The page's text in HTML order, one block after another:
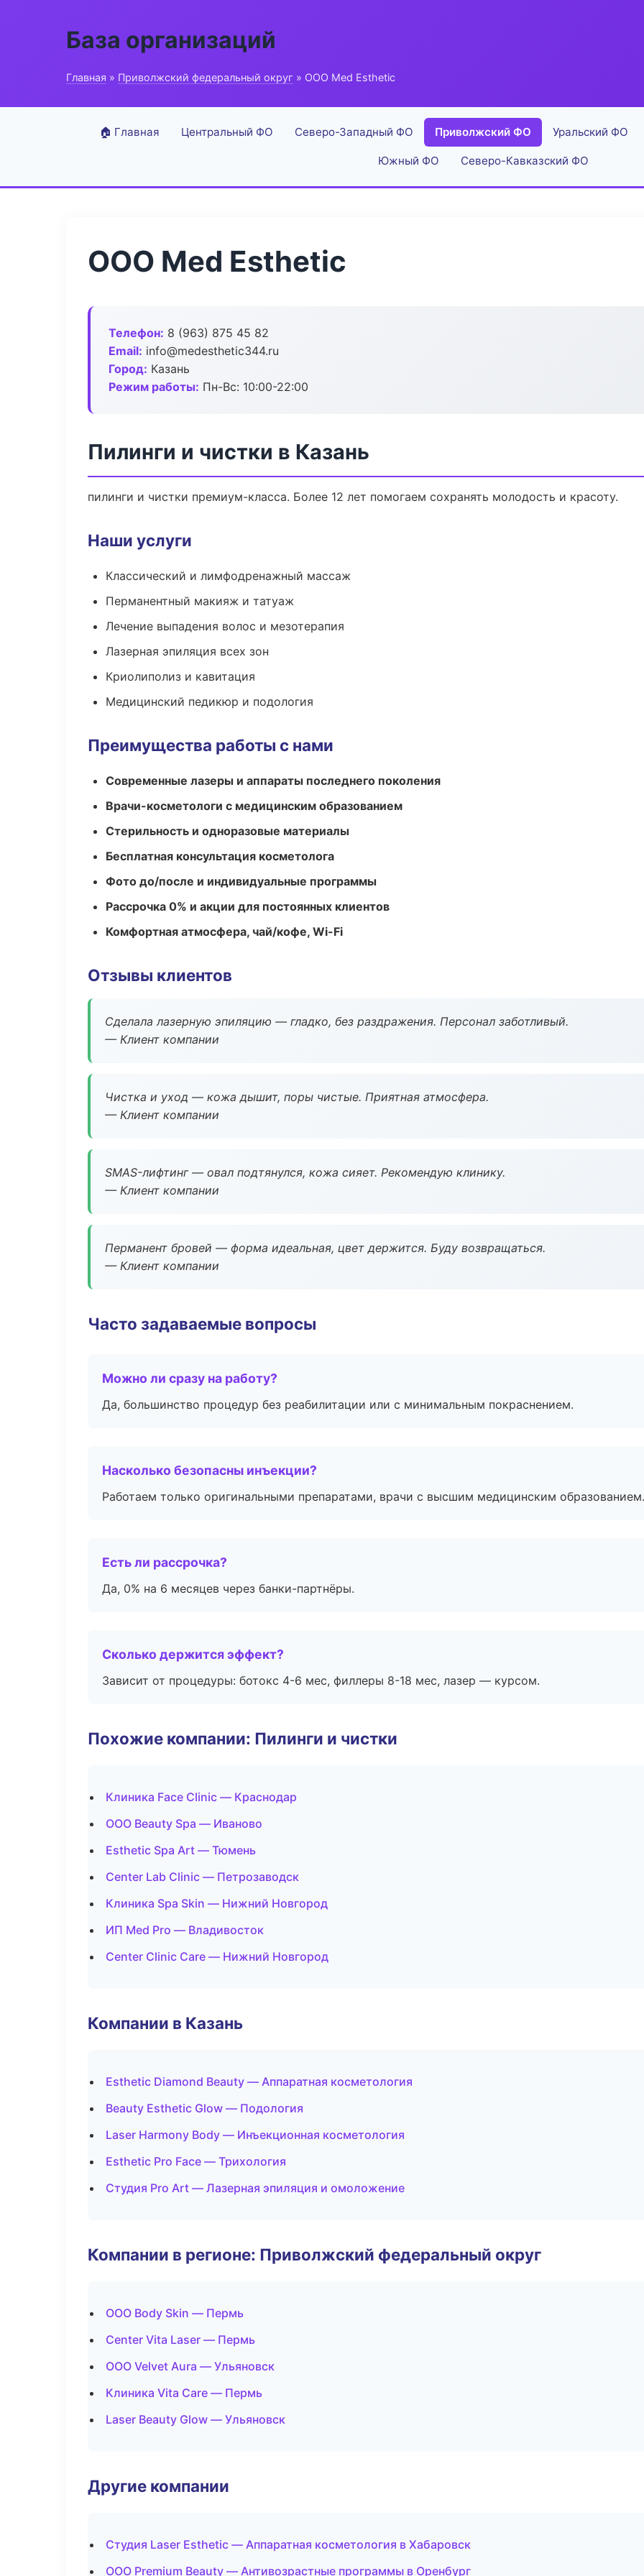
База организаций
Главная » Приволжский федеральный округ » ООО Med Esthetic
🏠 Главная Центральный ФО Северо-Западный ФО Приволжский ФО Уральский ФО
Южный ФО Северо-Кавказский ФО
ООО Med Esthetic
Телефон: 8 (963) 875 45 82
Email: info@medesthetic344.ru
Город: Казань
Режим работы: Пн-Вс: 10:00-22:00
Пилинги и чистки в Казань
пилинги и чистки премиум-класса. Более 12 лет помогаем сохранять молодость и красоту.
Наши услуги
Классический и лимфодренажный массаж
Перманентный макияж и татуаж
Лечение выпадения волос и мезотерапия
Лазерная эпиляция всех зон
Криолиполиз и кавитация
Медицинский педикюр и подология
Преимущества работы с нами
Современные лазеры и аппараты последнего поколения
Врачи-косметологи с медицинским образованием
Стерильность и одноразовые материалы
Бесплатная консультация косметолога
Фото до/после и индивидуальные программы
Рассрочка 0% и акции для постоянных клиентов
Комфортная атмосфера, чай/кофе, Wi-Fi
Отзывы клиентов
Сделала лазерную эпиляцию — гладко, без раздражения. Персонал заботливый.
— Клиент компании
Чистка и уход — кожа дышит, поры чистые. Приятная атмосфера.
— Клиент компании
SMAS-лифтинг — овал подтянулся, кожа сияет. Рекомендую клинику.
— Клиент компании
Перманент бровей — форма идеальная, цвет держится. Буду возвращаться.
— Клиент компании
Часто задаваемые вопросы
Можно ли сразу на работу?
Да, большинство процедур без реабилитации или с минимальным покраснением.
Насколько безопасны инъекции?
Работаем только оригинальными препаратами, врачи с высшим медицинским образованием.
Есть ли рассрочка?
Да, 0% на 6 месяцев через банки-партнёры.
Сколько держится эффект?
Зависит от процедуры: ботокс 4-6 мес, филлеры 8-18 мес, лазер — курсом.
Похожие компании: Пилинги и чистки
Клиника Face Clinic — Краснодар
ООО Beauty Spa — Иваново
Esthetic Spa Art — Тюмень
Center Lab Clinic — Петрозаводск
Клиника Spa Skin — Нижний Новгород
ИП Med Pro — Владивосток
Center Clinic Care — Нижний Новгород
Компании в Казань
Esthetic Diamond Beauty — Аппаратная косметология
Beauty Esthetic Glow — Подология
Laser Harmony Body — Инъекционная косметология
Esthetic Pro Face — Трихология
Студия Pro Art — Лазерная эпиляция и омоложение
Компании в регионе: Приволжский федеральный округ
ООО Body Skin — Пермь
Center Vita Laser — Пермь
ООО Velvet Aura — Ульяновск
Клиника Vita Care — Пермь
Laser Beauty Glow — Ульяновск
Другие компании
Студия Laser Esthetic — Аппаратная косметология в Хабаровск
ООО Premium Beauty — Антивозрастные программы в Оренбург